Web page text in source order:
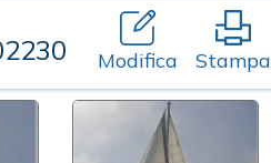
Modifica Stampa